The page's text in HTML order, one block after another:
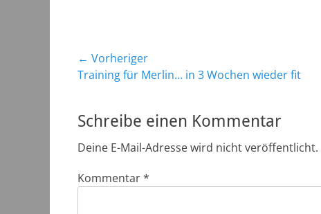
Beitragsnavigation
← Vorheriger
Vorheriger
Training für Merlin… in 3 Wochen wieder fit
Schreibe einen Kommentar
Deine E-Mail-Adresse wird nicht veröffentlicht.
Kommentar*